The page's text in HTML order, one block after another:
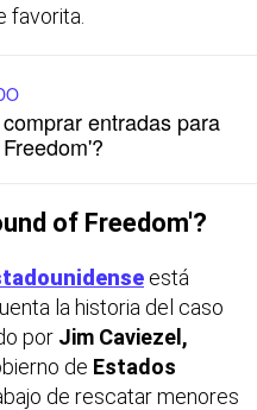
favorita.
entradas para
of Freedom'?
está
la historia del caso
por Jim Caviezel,
de Estados
de rescatar menores